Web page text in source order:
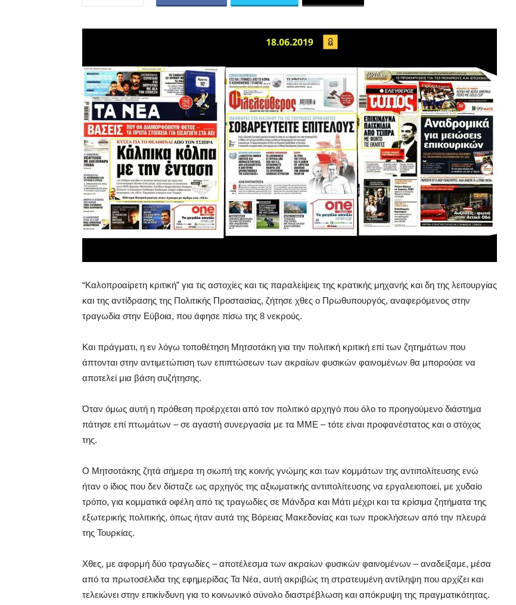
“Καλοπροαίρετη κριτική” για τις αστοχίες και τις παραλείψεις της κρατικής μηχανής και δη της λειτουργίας
και της αντίδρασης της Πολιτικής Προστασίας, ζήτησε χθες ο Πρωθυπουργός, αναφερόμενος στην
τραγωδία στην Εύβοια, που άφησε πίσω της 8 νεκρούς.
Και πράγματι, η εν λόγω τοποθέτηση Μητσοτάκη για την πολιτική κριτική επί των ζητημάτων που
άπτονται στην αντιμετώπιση των επιπτώσεων των ακραίων φυσικών φαινομένων θα μπορούσε να
αποτελεί μια βάση συζήτησης.
Όταν όμως αυτή η πρόθεση προέρχεται από τον πολιτικό αρχηγό που όλο το προηγούμενο διάστημα
πάτησε επί πτωμάτων – σε αγαστή συνεργασία με τα ΜΜΕ – τότε είναι προφανέστατος και ο στόχος
της.
Ο Μητσοτάκης ζητά σήμερα τη σιωπή της κοινής γνώμης και των κομμάτων της αντιπολίτευσης ενώ
ήταν ο ίδιος που δεν δίσταζε ως αρχηγός της αξιωματικής αντιπολίτευσης να εργαλειοποιεί, με χυδαίο
τρόπο, για κομματικά οφέλη από τις τραγωδίες σε Μάνδρα και Μάτι μέχρι και τα κρίσιμα ζητήματα της
εξωτερικής πολιτικής, όπως ήταν αυτά της Βόρειας Μακεδονίας και των προκλήσεων από την πλευρά
της Τουρκίας.
Χθες, με αφορμή δύο τραγωδίες – αποτέλεσμα των ακραίων φυσικών φαινομένων – αναδείξαμε, μέσα
από τα πρωτοσέλιδα της εφημερίδας Τα Νέα, αυτή ακριβώς τη στρατευμένη αντίληψη που αρχίζει και
τελειώνει στην επικίνδυνη για το κοινωνικό σύνολο διαστρέβλωση και απόκρυψη της πραγματικότητας.